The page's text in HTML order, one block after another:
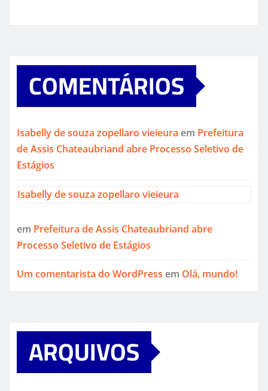
COMENTÁRIOS
Isabelly de souza zopellaro vieieura em Prefeitura
de Assis Chateaubriand abre Processo Seletivo de
Estágios
Isabelly de souza zopellaro vieieura
em Prefeitura de Assis Chateaubriand abre
Processo Seletivo de Estágios
Um comentarista do WordPress em Olá, mundo!
ARQUIVOS